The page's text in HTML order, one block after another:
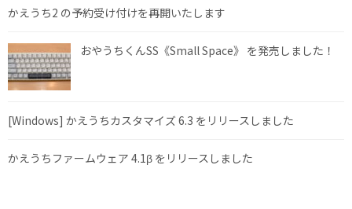
かえうち2 の予約受け付けを再開いたします
おやうちくんSS《Small Space》 を発売しました！
[Windows] かえうちカスタマイズ 6.3 をリリースしました
かえうちファームウェア 4.1β をリリースしました